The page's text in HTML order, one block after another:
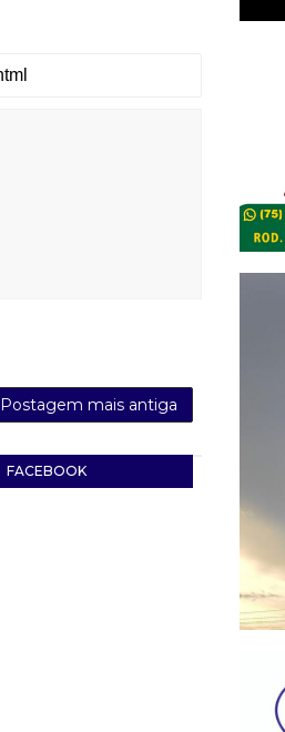
Postagem mais antiga
FACEBOOK